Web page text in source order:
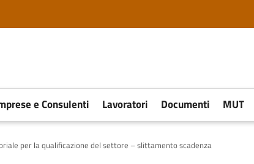
e Consulenti Lavoratori Documenti MUT
per la qualificazione del settore – slittamento scadenza